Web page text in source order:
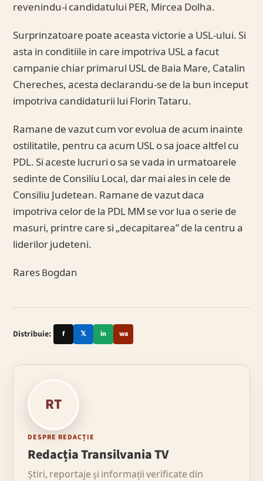
revenindu-i candidatului PER, Mircea Dolha.
Surprinzatoare poate aceasta victorie a USL-ului. Si
asta in conditiile in care impotriva USL a facut
campanie chiar primarul USL de Baia Mare, Catalin
Chereches, acesta declarandu-se de la bun inceput
impotriva candidaturii lui Florin Tataru.
Ramane de vazut cum vor evolua de acum inainte
ostilitatile, pentru ca acum USL o sa joace altfel cu
PDL. Si aceste lucruri o sa se vada in urmatoarele
sedinte de Consiliu Local, dar mai ales in cele de
Consiliu Judetean. Ramane de vazut daca
impotriva celor de la PDL MM se vor lua o serie de
masuri, printre care si „decapitarea” de la centru a
liderilor judeteni.
Rares Bogdan
Distribuie: f 𝕏 in wa
RT
DESPRE REDACȚIE
Redacția Transilvania TV
Știri, reportaje și informații verificate din